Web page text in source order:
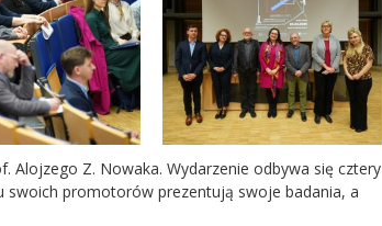
Alojzego Z. Nowaka. Wydarzenie odbywa się cztery
swoich promotorów prezentują swoje badania, a